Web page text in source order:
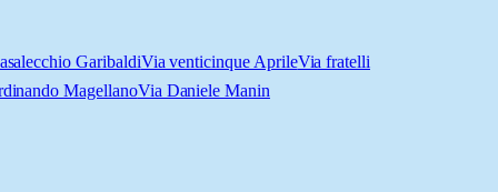
GaribaldiVia venticinque AprileVia fratelli
MagellanoVia Daniele Manin